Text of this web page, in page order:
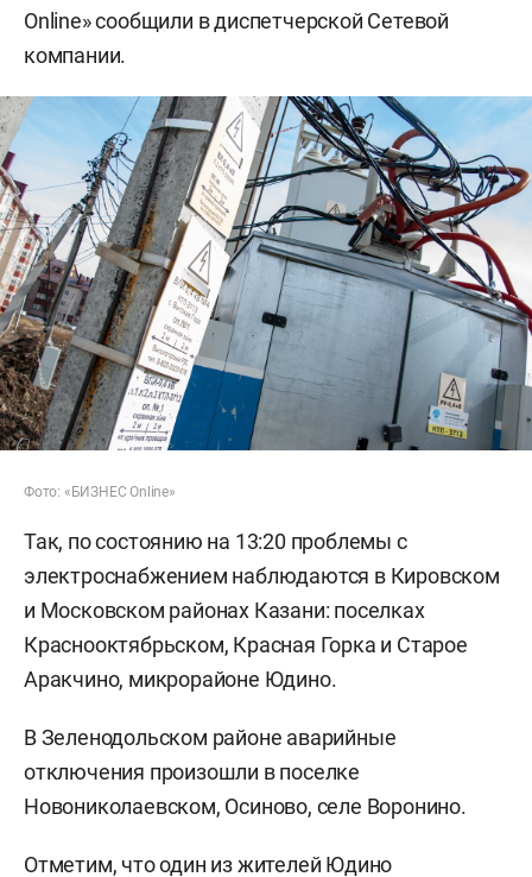
Online» сообщили в диспетчерской Сетевой
компании.
Фото: «БИЗНЕС Online»
Так, по состоянию на 13:20 проблемы с
электроснабжением наблюдаются в Кировском
и Московском районах Казани: поселках
Краснооктябрьском, Красная Горка и Старое
Аракчино, микрорайоне Юдино.
В Зеленодольском районе аварийные
отключения произошли в поселке
Новониколаевском, Осиново, селе Воронино.
Отметим, что один из жителей Юдино